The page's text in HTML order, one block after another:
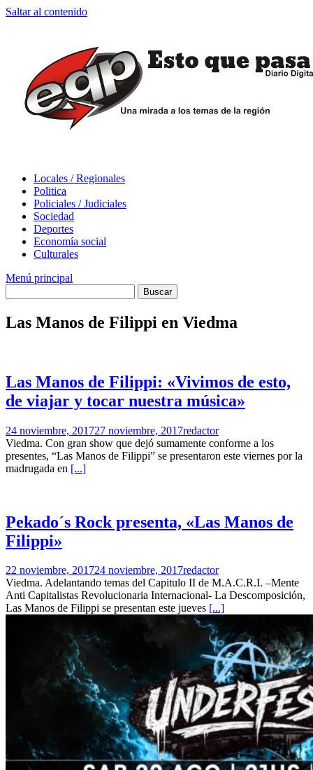
Saltar al contenido
Locales / Regionales
Politica
Policiales / Judiciales
Sociedad
Deportes
Economía social
Culturales
Menú principal
Las Manos de Filippi en Viedma
Las Manos de Filippi: «Vivimos de esto,
de viajar y tocar nuestra música»
24 noviembre, 201727 noviembre, 2017redactor
Viedma. Con gran show que dejó sumamente conforme a los
presentes, “Las Manos de Filippi” se presentaron este viernes por la
madrugada en [...]
Pekado´s Rock presenta, «Las Manos de
Filippi»
22 noviembre, 201724 noviembre, 2017redactor
Viedma. Adelantando temas del Capitulo II de M.A.C.R.I. –Mente
Anti Capitalistas Revolucionaria Internacional- La Descomposición,
Las Manos de Filippi se presentan este jueves [...]